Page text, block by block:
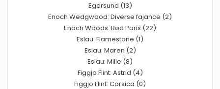
Egersund (13)
Enoch Wedgwood: Diverse fajance (2)
Enoch Woods: Rød Paris (22)
Eslau: Flamestone (1)
Eslau: Maren (2)
Eslau: Mille (8)
Figgjo Flint: Astrid (4)
Figgjo Flint: Corsica (0)